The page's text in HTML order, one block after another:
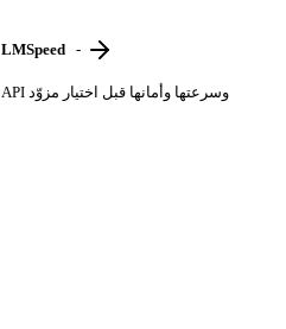
LMSpeed -
قارن أسعار واجهات LLM API وسرعتها وأمانها قبل اختيار مزوّد